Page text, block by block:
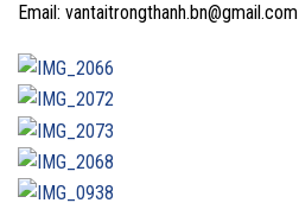
Email: vantaitrongthanh.bn@gmail.com